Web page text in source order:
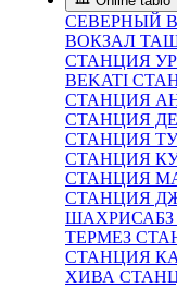
СЕВЕРНЫЙ
ВОКЗАЛ
СТАНЦИЯ
BEKATI
СТАНЦИЯ
СТАНЦИЯ
СТАНЦИЯ
СТАНЦИЯ
СТАНЦИЯ
СТАНЦИЯ
ШАХРИСАБЗ
ТЕРМЕЗ
СТАНЦИЯ
ХИВА